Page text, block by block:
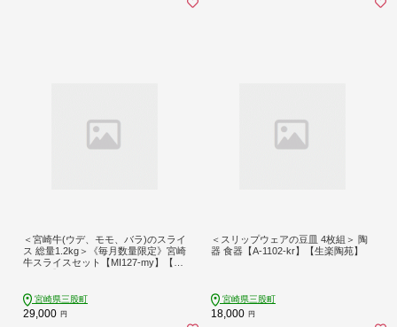
＜宮崎牛(ウデ、モモ、バラ)のスライ
ス 総量1.2kg＞《毎月数量限定》宮崎
牛スライスセット【MI127-my】【ミ
宮崎県三股町
29,000 円
＜スリップウェアの豆皿 4枚組＞ 陶
器 食器【A-1102-kr】【生楽陶苑】
宮崎県三股町
18,000 円